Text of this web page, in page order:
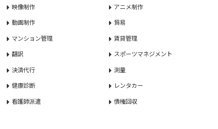
映像制作
アニメ制作
動画制作
貿易
マンション管理
賃貸管理
翻訳
スポーツマネジメント
決済代行
測量
健康診断
レンタカー
看護師派遣
債権回収